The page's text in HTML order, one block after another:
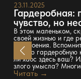
23.11.2025
Гардеробная:
чувство, но
В этом маленьком,
своей жизнью и где
настроения.
в свою гардеробную
ли хаос здесь ваш?
злого умысла?
Читать →